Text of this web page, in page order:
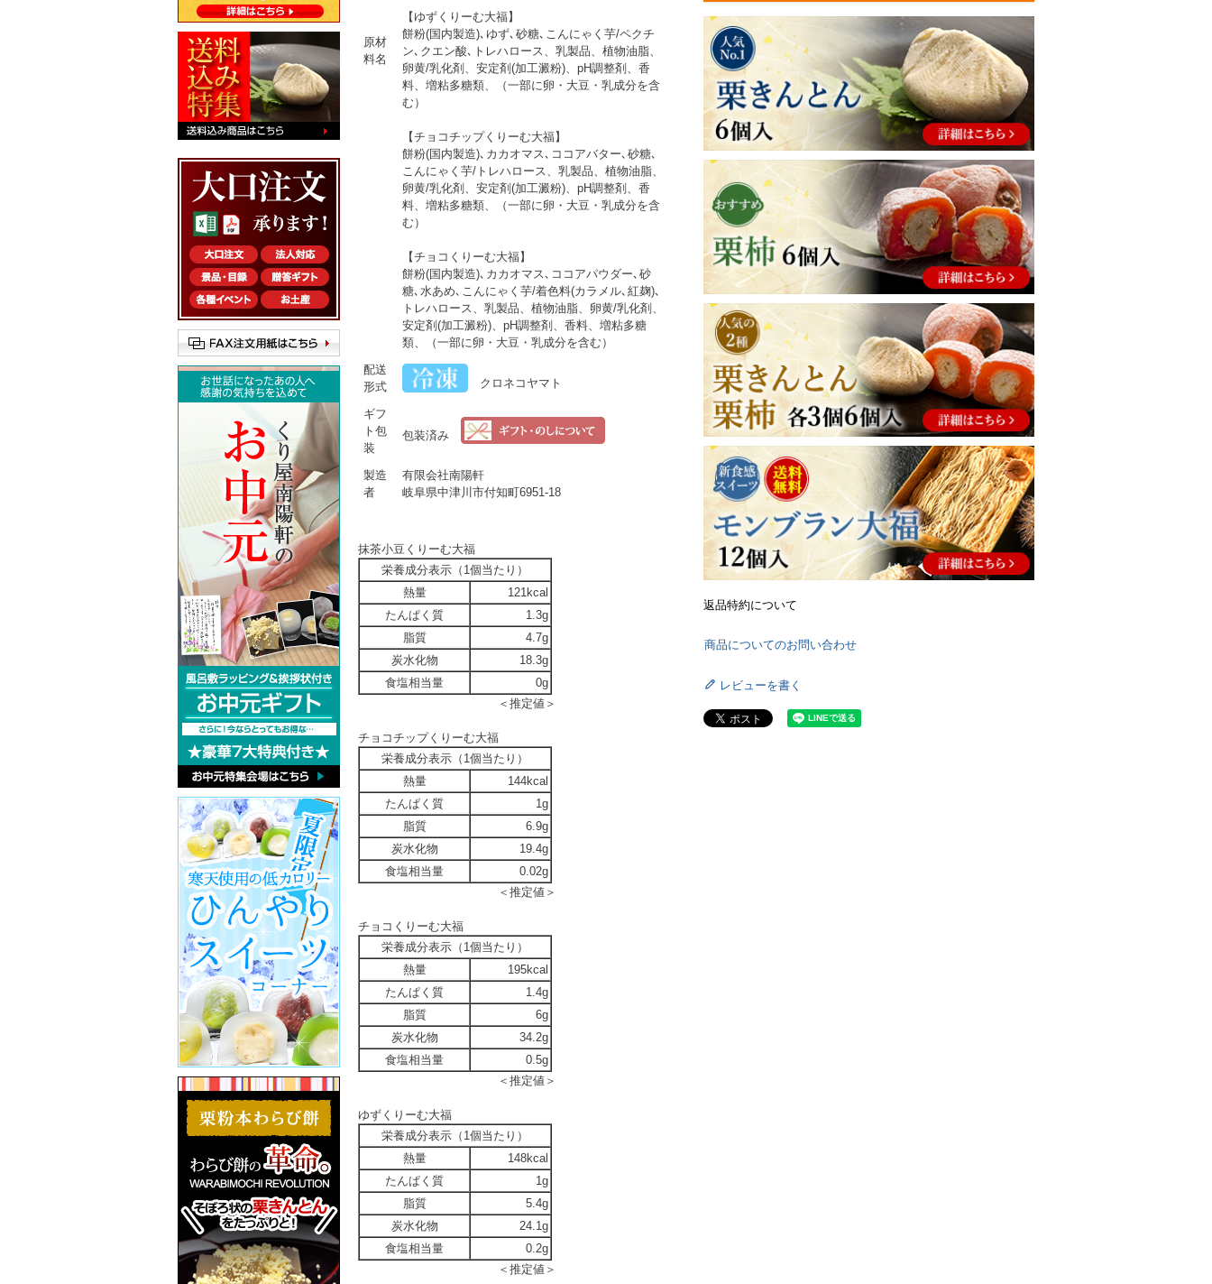
原材
料名
【ゆずくりーむ大福】
餅粉(国内製造)､ゆず､砂糖､こんにゃく芋/ペクチ
ン､クエン酸､トレハロース、乳製品、植物油脂、
卵黄/乳化剤、安定剤(加工澱粉)、pH調整剤、香
料、増粘多糖類、（一部に卵・大豆・乳成分を含
む）
【チョコチップくりーむ大福】
餅粉(国内製造)､カカオマス､ココアバター､砂糖､
こんにゃく芋/トレハロース、乳製品、植物油脂、
卵黄/乳化剤、安定剤(加工澱粉)、pH調整剤、香
料、増粘多糖類、（一部に卵・大豆・乳成分を含
む）
【チョコくりーむ大福】
餅粉(国内製造)､カカオマス､ココアパウダー､砂
糖､水あめ､こんにゃく芋/着色料(カラメル､紅麹)､
トレハロース、乳製品、植物油脂、卵黄/乳化剤、
安定剤(加工澱粉)、pH調整剤、香料、増粘多糖
類、（一部に卵・大豆・乳成分を含む）
配送
形式
クロネコヤマト
ギフ
ト包
装
包装済み
製造
者
有限会社南陽軒
岐阜県中津川市付知町6951-18
抹茶小豆くりーむ大福
栄養成分表示（1個当たり）
熱量
121kcal
たんぱく質
1.3g
脂質
4.7g
炭水化物
18.3g
食塩相当量
0g
＜推定値＞
チョコチップくりーむ大福
栄養成分表示（1個当たり）
熱量
144kcal
たんぱく質
1g
脂質
6.9g
炭水化物
19.4g
食塩相当量
0.02g
＜推定値＞
チョコくりーむ大福
栄養成分表示（1個当たり）
熱量
195kcal
たんぱく質
1.4g
脂質
6g
炭水化物
34.2g
食塩相当量
0.5g
＜推定値＞
ゆずくりーむ大福
栄養成分表示（1個当たり）
熱量
148kcal
たんぱく質
1g
脂質
5.4g
炭水化物
24.1g
食塩相当量
0.2g
＜推定値＞
返品特約について
商品についてのお問い合わせ
レビューを書く